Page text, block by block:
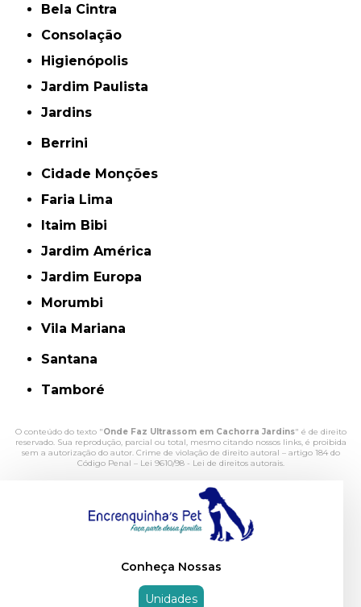
Bela Cintra
Consolação
Higienópolis
Jardim Paulista
Jardins
Berrini
Cidade Monções
Faria Lima
Itaim Bibi
Jardim América
Jardim Europa
Morumbi
Vila Mariana
Santana
Tamboré
O conteúdo do texto "Onde Faz Ultrassom em Cachorra Jardins" é de direito
reservado. Sua reprodução, parcial ou total, mesmo citando nossos links, é proibida
sem a autorização do autor. Crime de violação de direito autoral – artigo 184 do
Código Penal – Lei 9610/98 - Lei de direitos autorais.
Conheça Nossas
Unidades